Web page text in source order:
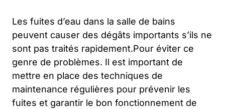
Les fuites d’eau dans la salle de bains
peuvent causer des dégâts importants s’ils ne
sont pas traités rapidement.Pour éviter ce
genre de problèmes. Il est important de
mettre en place des techniques de
maintenance régulières pour prévenir les
fuites et garantir le bon fonctionnement de